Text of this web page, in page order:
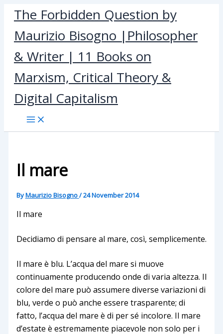
Skip
content
The Forbidden Question by
Maurizio Bisogno |Philosopher
& Writer | 11 Books on
Marxism, Critical Theory &
Digital Capitalism
Il mare
ByMaurizio Bisogno/24 November 2014
Il mare
Decidiamo di pensare al mare, così, semplicemente.
Il mare è blu. L’acqua del mare si muove
continuamente producendo onde di varia altezza. Il
colore del mare può assumere diverse variazioni di
blu, verde o può anche essere trasparente; di
fatto, l’acqua del mare è di per sé incolore. Il mare
d’estate è estremamente piacevole non solo per i